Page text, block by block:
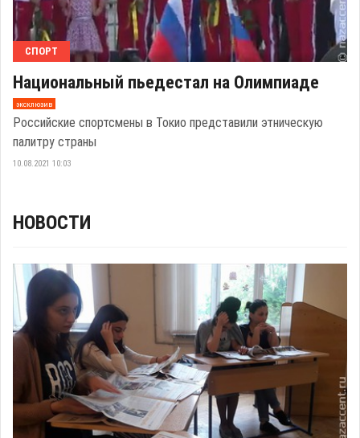
СПОРТ
Национальный пьедестал на Олимпиаде
эксклюзив
Российские спортсмены в Токио представили этническую
палитру страны
10.08.2021 10:03
НОВОСТИ